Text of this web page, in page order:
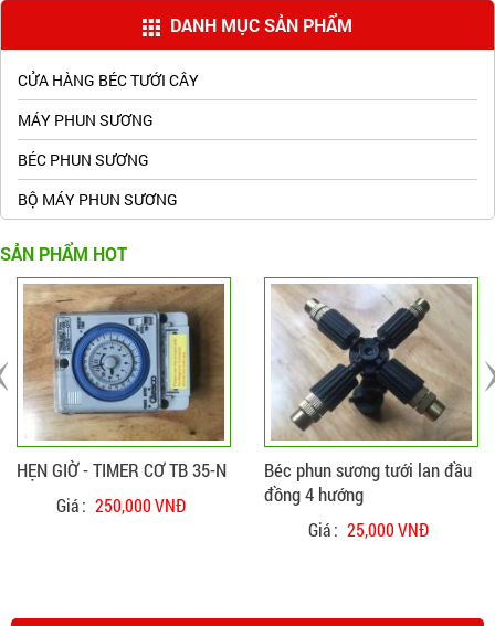
DANH MỤC SẢN PHẨM
CỬA HÀNG BÉC TƯỚI CÂY
MÁY PHUN SƯƠNG
BÉC PHUN SƯƠNG
BỘ MÁY PHUN SƯƠNG
SẢN PHẨM HOT
CHI TIẾT
HẸN GIỜ - TIMER CƠ TB 35-N
Giá : 250,000 VNĐ
CHI TIẾT
Béc phun sương tưới lan đầu
đồng 4 hướng
Giá : 25,000 VNĐ
ĐẶT HÀNG ĐẶT HÀNG